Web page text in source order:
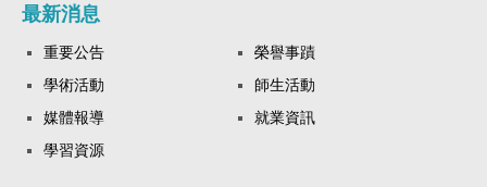
最新消息
重要公告
榮譽事蹟
學術活動
師生活動
媒體報導
就業資訊
學習資源